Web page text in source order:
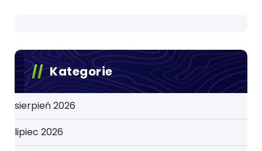
Kategorie
sierpień 2026
lipiec 2026